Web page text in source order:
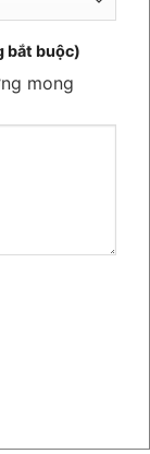
bắt buộc)
mong